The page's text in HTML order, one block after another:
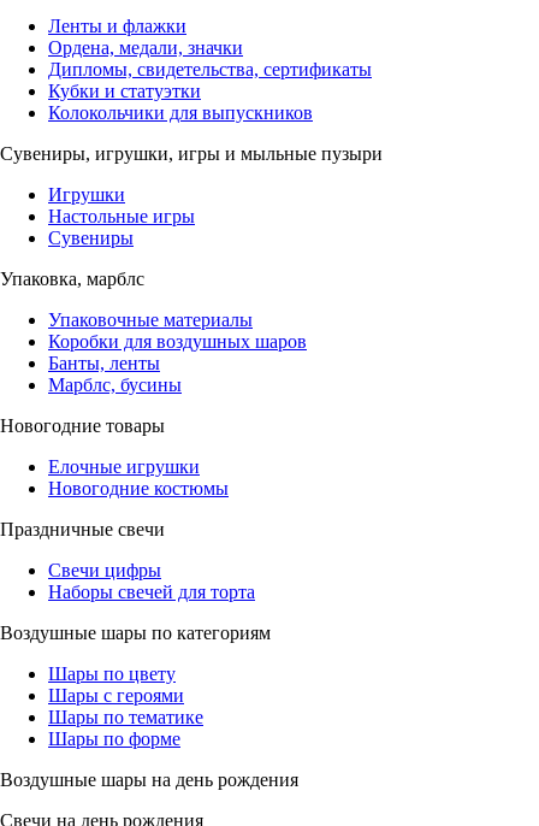
Ленты и флажки
Ордена, медали, значки
Дипломы, свидетельства, сертификаты
Кубки и статуэтки
Колокольчики для выпускников
Сувениры, игрушки, игры и мыльные пузыри
Игрушки
Настольные игры
Сувениры
Упаковка, марблс
Упаковочные материалы
Коробки для воздушных шаров
Банты, ленты
Марблс, бусины
Новогодние товары
Елочные игрушки
Новогодние костюмы
Праздничные свечи
Свечи цифры
Наборы свечей для торта
Воздушные шары по категориям
Шары по цвету
Шары с героями
Шары по тематике
Шары по форме
Воздушные шары на день рождения
Свечи на день рождения